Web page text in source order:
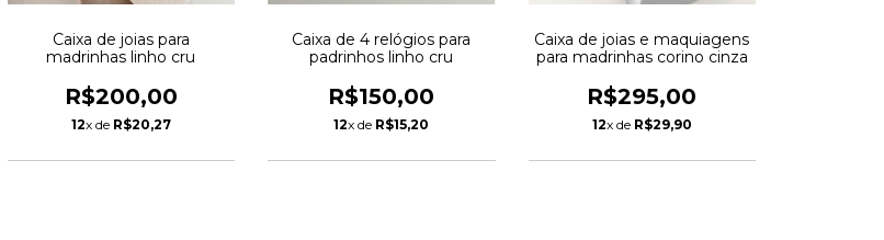
Caixa de joias para
madrinhas linho cru
R$200,00
12x de R$20,27
Caixa de 4 relógios para
padrinhos linho cru
R$150,00
12x de R$15,20
Caixa de joias e maquiagens
para madrinhas corino cinza
R$295,00
12x de R$29,90